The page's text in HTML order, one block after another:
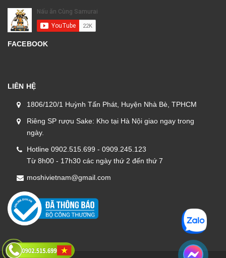
FACEBOOK
LIÊN HỆ
1806/120/1 Huỳnh Tấn Phát, Huyện Nhà Bè, TPHCM
Riêng SP rượu Sake: Kho tại Hà Nội giao ngay trong
ngày.
Hotline 0902.515.699 - 0909.245.123
Từ 8h00 - 17h30 các ngày thứ 2 đến thứ 7
moshivietnam@gmail.com